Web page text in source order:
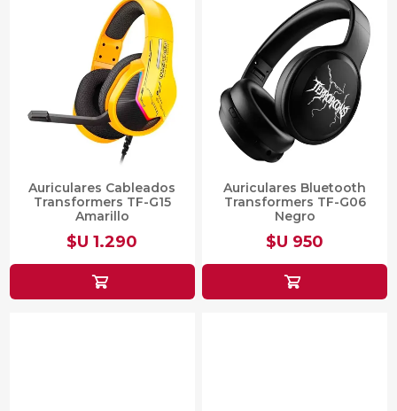
Auriculares Cableados
Transformers TF-G15
Amarillo
$U 1.290
Auriculares Bluetooth
Transformers TF-G06
Negro
$U 950